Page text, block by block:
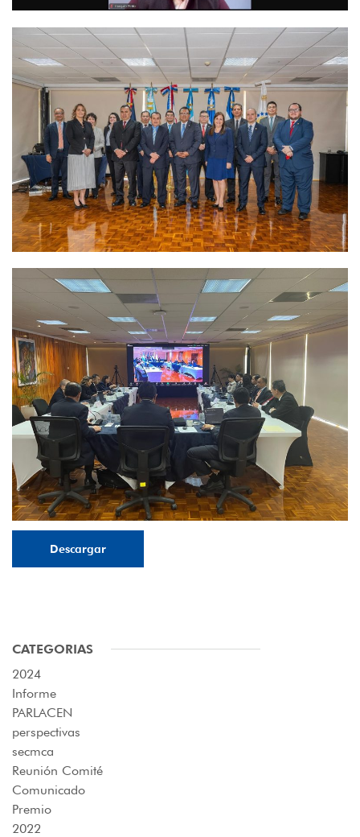
Descargar
CATEGORIAS
2024
Informe
PARLACEN
perspectivas
secmca
Reunión Comité
Comunicado
Premio
2022